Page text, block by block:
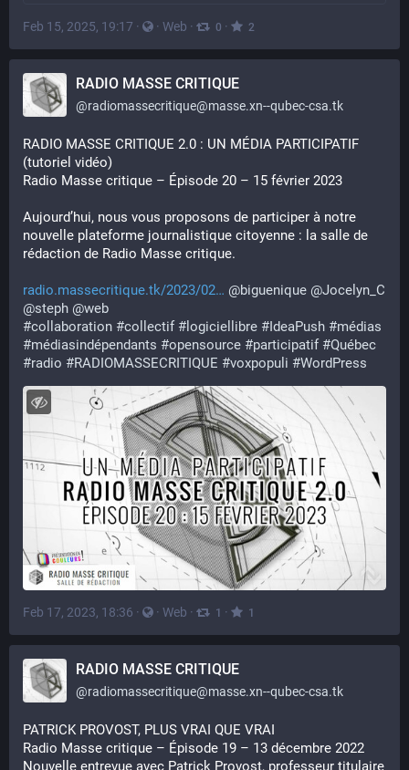
Feb 15, 2025, 19:17 · · Web · 0 · 2
RADIO MASSE CRITIQUE
@radiomassecritique@masse.xn--qubec-csa.tk
RADIO MASSE CRITIQUE 2.0 : UN MÉDIA PARTICIPATIF
(tutoriel vidéo)
Radio Masse critique – Épisode 20 – 15 février 2023
Aujourd’hui, nous vous proposons de participer à notre
nouvelle plateforme journalistique citoyenne : la salle de
rédaction de Radio Masse critique.
radio.massecritique.tk/2023/02 @biguenique @Jocelyn_C
@steph @web
#collaboration #collectif # logiciellibre #IdeaPush #médias
#médiasindépendants #opensource #participatif #Québec
#radio #RADIOMASSECRITIQUE #voxpopuli #WordPress
Feb 17, 2023, 18:36 · · Web · 1 · 1
RADIO MASSE CRITIQUE
@radiomassecritique@masse.xn--qubec-csa.tk
PATRICK PROVOST, PLUS VRAI QUE VRAI
Radio Masse critique – Épisode 19 – 13 décembre 2022
Nouvelle entrevue avec Patrick Provost, professeur titulaire